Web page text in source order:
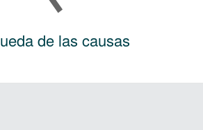
de las causas